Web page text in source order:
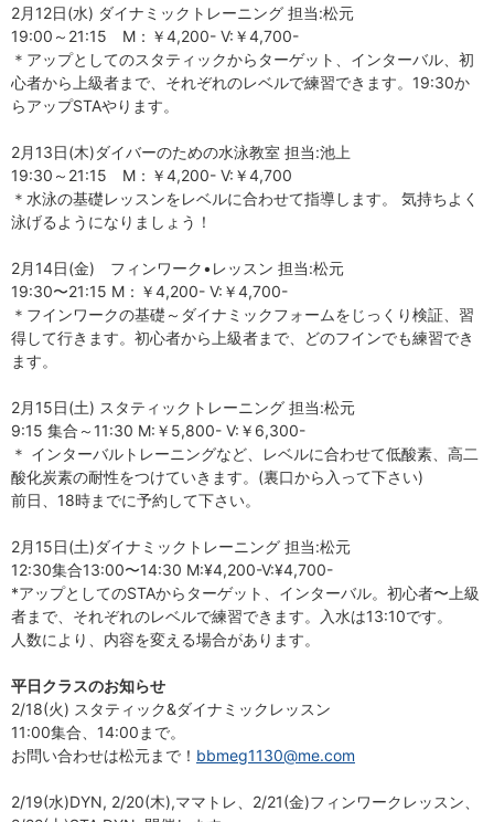
2月12日(水) ダイナミックトレーニング 担当:松元
19:00～21:15 M：￥4,200- V:￥4,700-
＊アップとしてのスタティックからターゲット、インターバル、初
心者から上級者まで、それぞれのレベルで練習できます。19:30か
らアップSTAやります。
2月13日(木)ダイバーのための水泳教室 担当:池上
19:30～21:15 M：￥4,200- V:￥4,700
＊水泳の基礎レッスンをレベルに合わせて指導します。 気持ちよく
泳げるようになりましょう！
2月14日(金) フィンワーク•レッスン 担当:松元
19:30〜21:15 M：￥4,200- V:￥4,700-
＊フインワークの基礎～ダイナミックフォームをじっくり検証、習
得して行きます。初心者から上級者まで、どのフインでも練習でき
ます。
2月15日(土) スタティックトレーニング 担当:松元
9:15 集合～11:30 M:￥5,800- V:￥6,300-
＊ インターバルトレーニングなど、レベルに合わせて低酸素、高二
酸化炭素の耐性をつけていきます。(裏口から入って下さい)
前日、18時までに予約して下さい。
2月15日(土)ダイナミックトレーニング 担当:松元
12:30集合13:00〜14:30 M:¥4,200-V:¥4,700-
*アップとしてのSTAからターゲット、インターバル。初心者〜上級
者まで、それぞれのレベルで練習できます。入水は13:10です。
人数により、内容を変える場合があります。
平日クラスのお知らせ
2/18(火) スタティック&ダイナミックレッスン
11:00集合、14:00まで。
お問い合わせは松元まで！ bbmeg1130@me.com
2/19(水)DYN, 2/20(木),ママトレ、2/21(金)フィンワークレッスン、